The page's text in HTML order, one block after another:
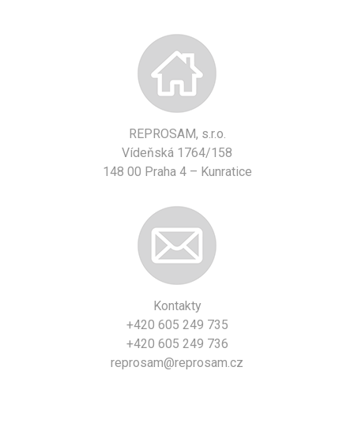
REPROSAM, s.r.o.
Vídeňská 1764/158
148 00 Praha 4 – Kunratice
Kontakty
+420 605 249 735
+420 605 249 736
reprosam@reprosam.cz